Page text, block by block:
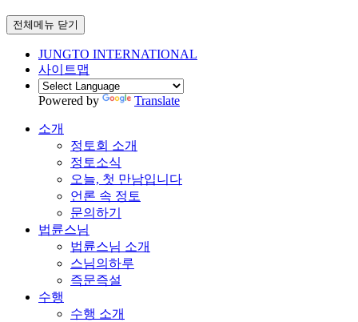
전체메뉴 닫기
JUNGTO INTERNATIONAL
사이트맵
Powered by Translate
소개
정토회 소개
정토소식
오늘, 첫 만남입니다
언론 속 정토
문의하기
법륜스님
법륜스님 소개
스님의하루
즉문즉설
수행
수행 소개